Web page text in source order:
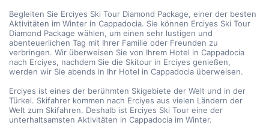
Begleiten Sie Erciyes Ski Tour Diamond Package, einer der besten
Aktivitäten im Winter in Cappadocia. Sie können Erciyes Ski Tour
Diamond Package wählen, um einen sehr lustigen und
abenteuerlichen Tag mit Ihrer Familie oder Freunden zu
verbringen. Wir überweisen Sie von Ihrem Hotel in Cappadocia
nach Erciyes, nachdem Sie die Skitour in Erciyes genießen,
werden wir Sie abends in Ihr Hotel in Cappadocia überweisen.
Erciyes ist eines der berühmten Skigebiete der Welt und in der
Türkei. Skifahrer kommen nach Erciyes aus vielen Ländern der
Welt zum Skifahren. Deshalb ist Erciyes Ski Tour eine der
unterhaltsamsten Aktivitäten in Cappadocia im Winter.